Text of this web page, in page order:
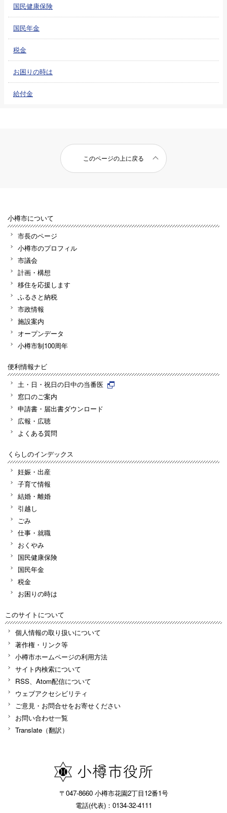
国民健康保険
国民年金
税金
お困りの時は
給付金
このページの上に戻る
小樽市について
市長のページ
小樽市のプロフィル
市議会
計画・構想
移住を応援します
ふるさと納税
市政情報
施設案内
オープンデータ
小樽市制100周年
便利情報ナビ
土・日・祝日の日中の当番医
窓口のご案内
申請書・届出書ダウンロード
広報・広聴
よくある質問
くらしのインデックス
妊娠・出産
子育て情報
結婚・離婚
引越し
ごみ
仕事・就職
おくやみ
国民健康保険
国民年金
税金
お困りの時は
このサイトについて
個人情報の取り扱いについて
著作権・リンク等
小樽市ホームページの利用方法
サイト内検索について
RSS、Atom配信について
ウェブアクセシビリティ
ご意見・お問合せをお寄せください
お問い合わせ一覧
Translate（翻訳）
〒047-8660 小樽市花園2丁目12番1号
電話(代表)：0134-32-4111